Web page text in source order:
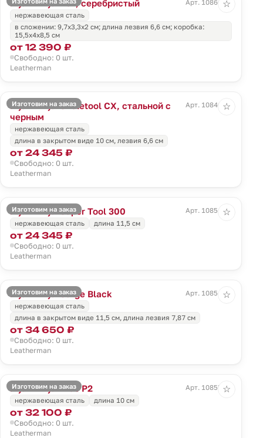
Мультитул Rev, серебристый
Арт. 10866.10
нержавеющая сталь
в сложении: 9,7х3,3х2 см; длина лезвия 6,6 см; коробка:
15,5х4х8,5 см
от 12 390 ₽
Свободно: 0 шт.
Leatherman
☆
Изготовим на заказ
Мультитул Skeletool CX, стальной с
черным
Арт. 10846.13
нержавеющая сталь
длина в закрытом виде 10 см, лезвия 6,6 см
от 24 345 ₽
Свободно: 0 шт.
Leatherman
☆
Изготовим на заказ
Мультитул Super Tool 300
Арт. 10851.10
нержавеющая сталь
длина 11,5 см
от 24 345 ₽
Свободно: 0 шт.
Leatherman
☆
Изготовим на заказ
Мультитул Surge Black
Арт. 10854.30
нержавеющая сталь
длина в закрытом виде 11,5 cм, длина лезвия 7,87 cм
от 34 650 ₽
Свободно: 0 шт.
Leatherman
☆
Изготовим на заказ
Мультитул Free P2
Арт. 10855.10
нержавеющая сталь
длина 10 см
от 32 100 ₽
Свободно: 0 шт.
Leatherman
☆